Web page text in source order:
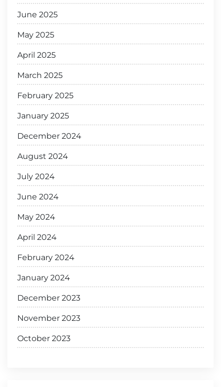
June 2025
May 2025
April 2025
March 2025
February 2025
January 2025
December 2024
August 2024
July 2024
June 2024
May 2024
April 2024
February 2024
January 2024
December 2023
November 2023
October 2023